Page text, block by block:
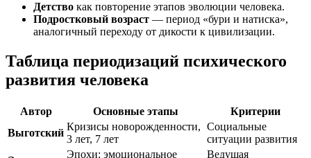
Детство как повторение этапов эволюции человека.
Подростковый возраст — период «бури и натиска»,
аналогичный переходу от дикости к цивилизации.
Таблица периодизаций психического
развития человека
Автор Основные этапы
Критерии
Выготский
Кризисы новорожденности,
3 лет, 7 лет
Социальные
ситуации развития
Эпохи: эмоциональное Ведущая